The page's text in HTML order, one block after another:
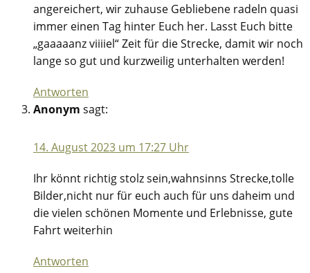
angereichert, wir zuhause Gebliebene radeln quasi
immer einen Tag hinter Euch her. Lasst Euch bitte
„gaaaaanz viiiiel“ Zeit für die Strecke, damit wir noch
lange so gut und kurzweilig unterhalten werden!
Antworten
Anonym sagt:
14. August 2023 um 17:27 Uhr
Ihr könnt richtig stolz sein,wahnsinns Strecke,tolle
Bilder,nicht nur für euch auch für uns daheim und
die vielen schönen Momente und Erlebnisse, gute
Fahrt weiterhin
Antworten